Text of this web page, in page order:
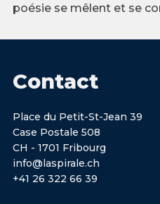
poésie se mêlent et se
Contact
Place du Petit-St-Jean 39
Case Postale 508
CH - 1701 Fribourg
info@laspirale.ch
+41 26 322 66 39